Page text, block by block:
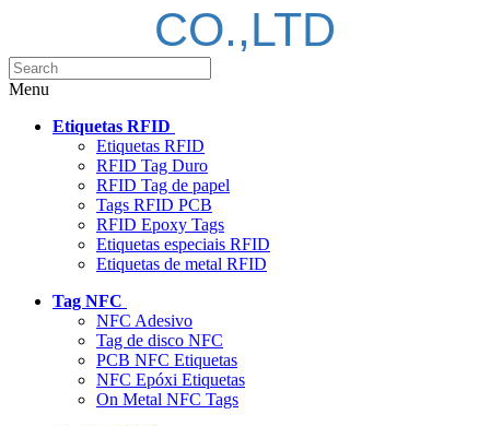
CO.,LTD
Menu
Etiquetas RFID
Etiquetas RFID
RFID Tag Duro
RFID Tag de papel
Tags RFID PCB
RFID Epoxy Tags
Etiquetas especiais RFID
Etiquetas de metal RFID
Tag NFC
NFC Adesivo
Tag de disco NFC
PCB NFC Etiquetas
NFC Epóxi Etiquetas
On Metal NFC Tags